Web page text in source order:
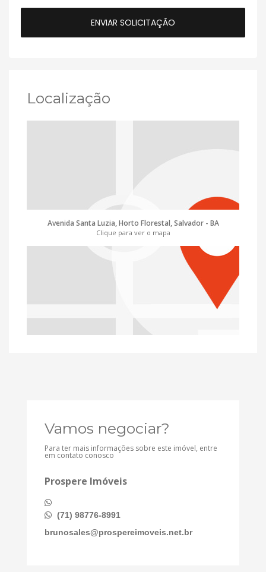
Localização
Avenida Santa Luzia, Horto Florestal, Salvador - BA
Clique para ver o mapa
Vamos negociar?
Para ter mais informações sobre este imóvel, entre
em contato conosco
Prospere Imóveis
(71) 98776-8991
brunosales@prospereimoveis.net.br